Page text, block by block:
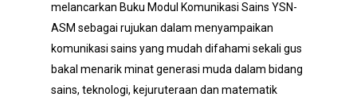
melancarkan Buku Modul Komunikasi Sains YSN-
ASM sebagai rujukan dalam menyampaikan
komunikasi sains yang mudah difahami sekali gus
bakal menarik minat generasi muda dalam bidang
sains, teknologi, kejuruteraan dan matematik